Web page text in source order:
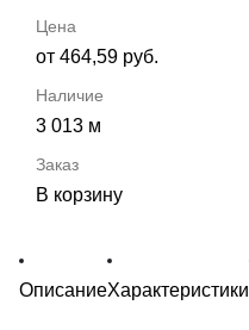
от 464,59 руб.
3 013 м
В корзину
ОписаниеХарактеристики